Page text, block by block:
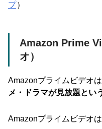
プ）
Amazon Prime
オ）
Amazonプライムビデオは
メ・ドラマが見放題とい
Amazonプライムビデオ